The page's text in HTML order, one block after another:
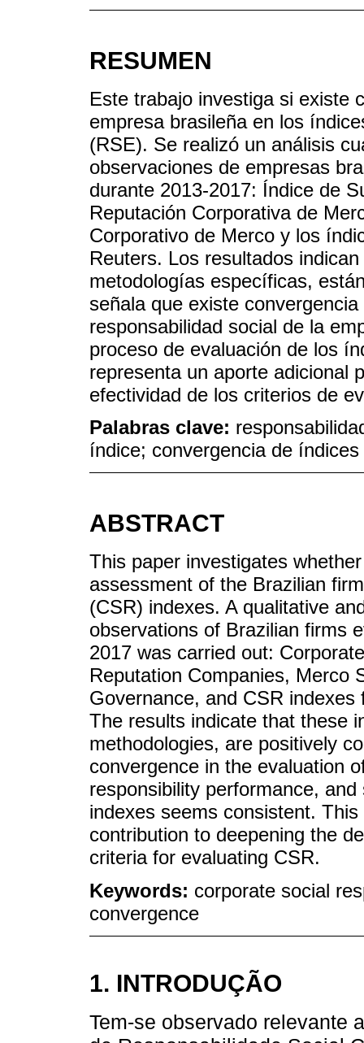
RESUMEN
Este trabajo investiga si existe
empresa brasileña en los
(RSE). Se realizó un análisis
observaciones de empresas
durante 2013-2017: Índice de
Reputación Corporativa de
Corporativo de Merco y los
Reuters. Los resultados
metodologías específicas,
señala que existe
responsabilidad social de la
proceso de evaluación de los
representa un aporte adicional
efectividad de los criterios de
Palabras clave:
índice; convergencia de índices
ABSTRACT
This paper investigates
assessment of the Brazilian
(CSR) indexes. A qualitative
observations of Brazilian firms
2017 was carried out:
Reputation Companies, Merco
Governance, and CSR
The results indicate that these
methodologies, are positively
convergence in the evaluation
responsibility performance,
indexes seems consistent.
contribution to deepening the
criteria for evaluating CSR.
Keywords: corporate social
convergence
1. INTRODUÇÃO
Tem-se observado relevante